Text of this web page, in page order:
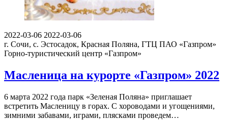
2022-03-06 2022-03-06
г. Сочи, с. Эстосадок, Красная Поляна, ГТЦ ПАО «Газпром»
Горно-туристический центр «Газпром»
Масленица на курорте «Газпром» 2022
6 марта 2022 года парк «Зеленая Поляна» приглашает
встретить Масленицу в горах. С хороводами и угощениями,
зимними забавами, играми, плясками проведем…